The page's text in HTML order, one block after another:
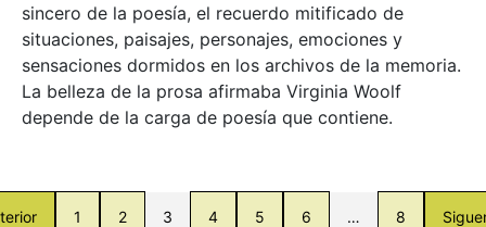
sincero de la poesía, el recuerdo mitificado de
situaciones, paisajes, personajes, emociones y
sensaciones dormidos en los archivos de la memoria.
La belleza de la prosa afirmaba Virginia Woolf
depende de la carga de poesía que contiene.
1 2 3 4 5 6 … 8